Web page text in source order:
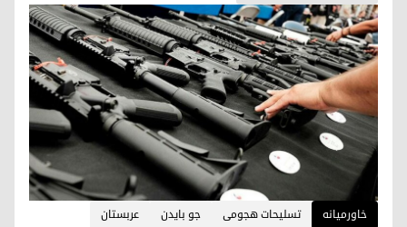
خاورمیانه تسلیحات هجومی جو بایدن عربستان